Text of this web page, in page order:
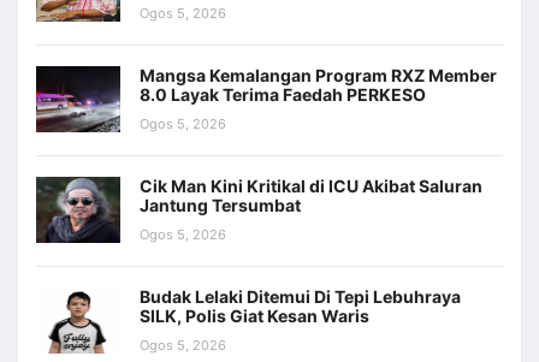
Ogos 5, 2026
Mangsa Kemalangan Program RXZ Member
8.0 Layak Terima Faedah PERKESO
Ogos 5, 2026
Cik Man Kini Kritikal di ICU Akibat Saluran
Jantung Tersumbat
Ogos 5, 2026
Budak Lelaki Ditemui Di Tepi Lebuhraya
SILK, Polis Giat Kesan Waris
Ogos 5, 2026